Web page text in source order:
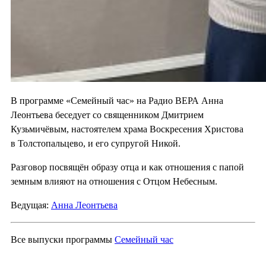
В программе «Семейный час» на Радио ВЕРА Анна
Леонтьева беседует со священником Дмитрием
Кузьмичёвым, настоятелем храма Воскресения Христова
в Толстопальцево, и его супругой Никой.
Разговор посвящён образу отца и как отношения с папой
земным влияют на отношения с Отцом Небесным.
Ведущая: Анна Леонтьева
Все выпуски программы Семейный час